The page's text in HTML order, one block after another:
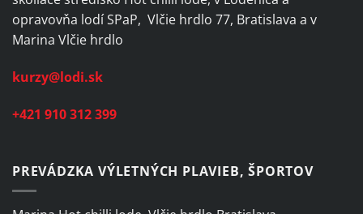
opravovňa lodí SPaP, Vlčie hrdlo 77, Bratislava a v
Marina Vlčie hrdlo
kurzy@lodi.sk
+421 910 312 399
PREVÁDZKA VÝLETNÝCH PLAVIEB, ŠPORTOV